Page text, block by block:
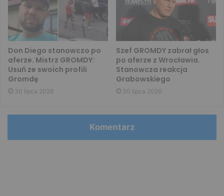
Don Diego stanowczo po
aferze. Mistrz GROMDY:
Usuń ze swoich profili
Gromdę
30 lipca 2026
Szef GROMDY zabrał głos
po aferze z Wrocławia.
Stanowcza reakcja
Grabowskiego
30 lipca 2026
Komentarz